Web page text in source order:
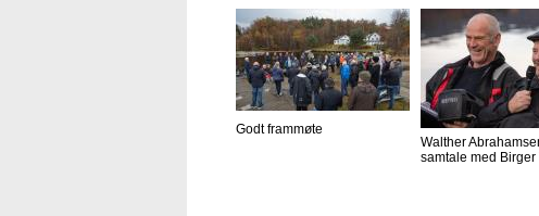
Godt frammøte
Walther
samtale med Birger